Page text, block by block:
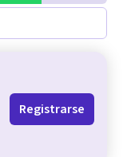
Registrarse